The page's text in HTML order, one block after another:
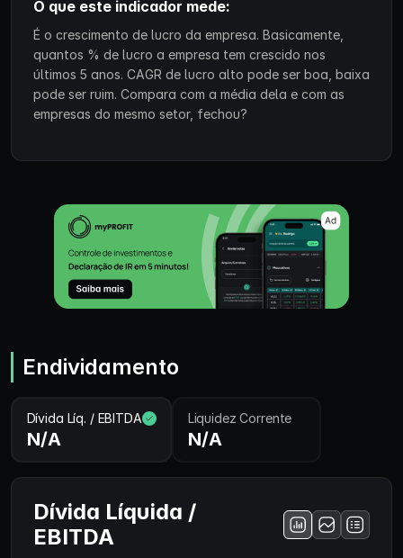
O que este indicador mede:
É o crescimento de lucro da empresa. Basicamente,
quantos % de lucro a empresa tem crescido nos
últimos 5 anos. CAGR de lucro alto pode ser boa, baixa
pode ser ruim. Compara com a média dela e com as
empresas do mesmo setor, fechou?
Endividamento
Dívida Líq. / EBITDA
N/A
Liquidez Corrente
N/A
Dívida Líquida /
EBITDA